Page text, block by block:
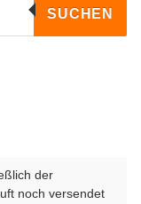
SUCHEN
der
noch versendet